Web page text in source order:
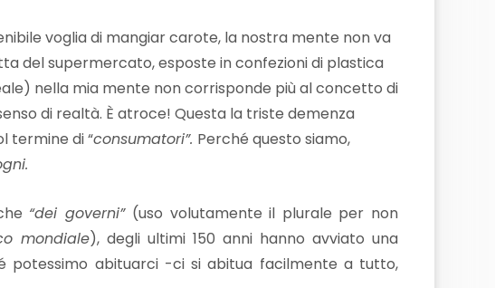
voglia di mangiar carote, la nostra mente non va
del supermercato, esposte in confezioni di plastica
nella mia mente non corrisponde più al concetto di
di realtà. È atroce! Questa la triste demenza
termine di “consumatori”. Perché questo siamo,
“dei governi” (uso volutamente il plurale per non
mondiale), degli ultimi 150 anni hanno avviato una
potessimo abituarci -ci si abitua facilmente a tutto,